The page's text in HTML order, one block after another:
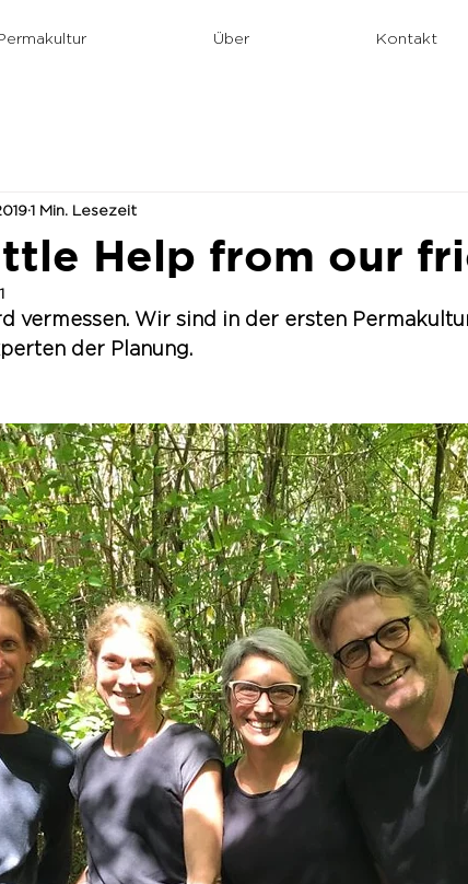
Über Kontakt
Help from our
1 Min. Lesezeit
vermessen. Wir sind in der ersten
der Planung.